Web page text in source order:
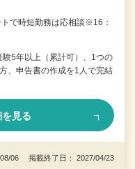
で時短勤務は応相談※16：
験5年以上（累計可）、1つの
、申告書の作成を1人で完結
見る
08/06 掲載終了日： 2027/04/23